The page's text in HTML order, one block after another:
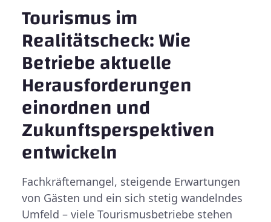
Tourismus im
Realitätscheck: Wie
Betriebe aktuelle
Herausforderungen
einordnen und
Zukunftsperspektiven
entwickeln
Fachkräftemangel, steigende Erwartungen
von Gästen und ein sich stetig wandelndes
Umfeld – viele Tourismusbetriebe stehen